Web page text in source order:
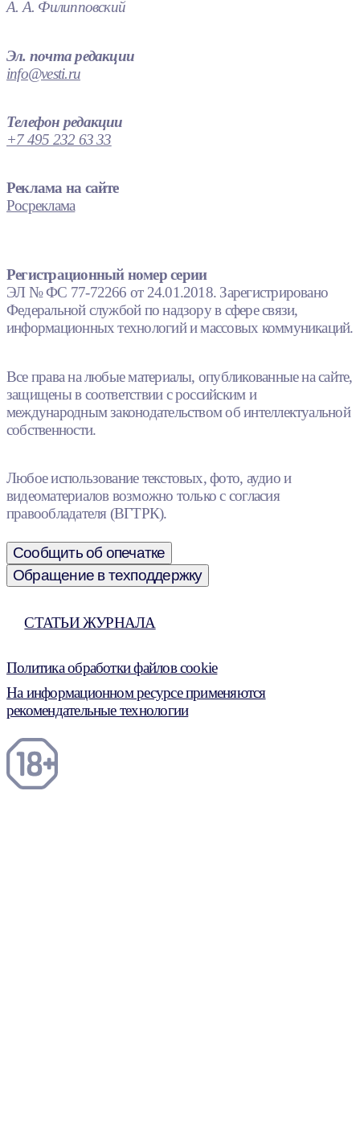
А. А. Филипповский
Эл. почта редакции
info@vesti.ru
Телефон редакции
+7 495 232 63 33
Реклама на сайте
Росреклама
Регистрационный номер серии
ЭЛ № ФС 77-72266 от 24.01.2018. Зарегистрировано
Федеральной службой по надзору в сфере связи,
информационных технологий и массовых коммуникаций.
Все права на любые материалы, опубликованные на сайте,
защищены в соответствии с российским и
международным законодательством об интеллектуальной
собственности.
Любое использование текстовых, фото, аудио и
видеоматериалов возможно только с согласия
правообладателя (ВГТРК).
Сообщить об опечатке
Обращение в техподдержку
СТАТЬИ ЖУРНАЛА
Политика обработки файлов cookie
На информационном ресурсе применяются
рекомендательные технологии